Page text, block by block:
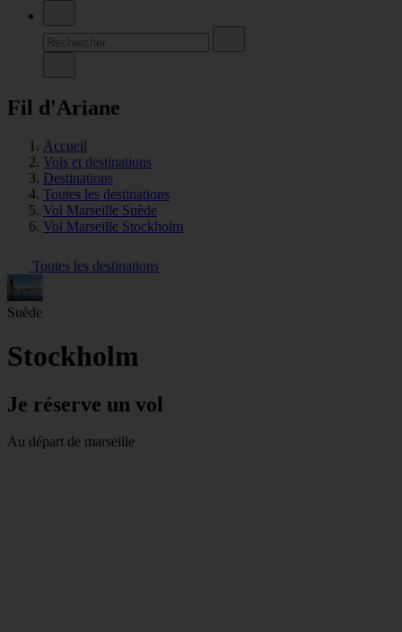
Fil d'Ariane
Accueil
Vols et destinations
Destinations
Toutes les destinations
Vol Marseille Suède
Vol Marseille Stockholm
Toutes les destinations
Suède
Stockholm
Je réserve un vol
Au départ de marseille